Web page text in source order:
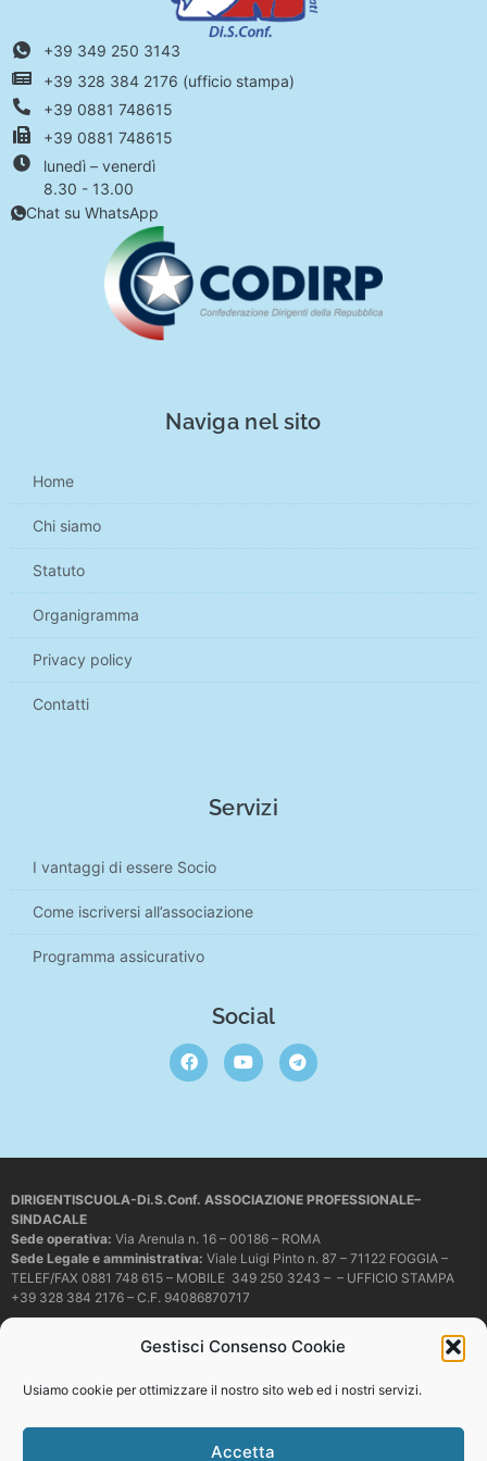
Gestisci Consenso Cookie
Usiamo cookie per ottimizzare il nostro sito web ed i nostri servizi.
Accetta
+39 349 250 3143
+39 328 384 2176 (ufficio stampa)
+39 0881 748615
+39 0881 748615
lunedì – venerdì
8.30 - 13.00
Chat su WhatsApp
Naviga nel sito
Home
Chi siamo
Statuto
Organigramma
Privacy policy
Contatti
Servizi
I vantaggi di essere Socio
Come iscriversi all’associazione
Programma assicurativo
Social
DIRIGENTISCUOLA-Di.S.Conf. ASSOCIAZIONE PROFESSIONALE–
SINDACALE
Sede operativa: Via Arenula n. 16 – 00186 – ROMA
Sede Legale e amministrativa: Viale Luigi Pinto n. 87 – 71122 FOGGIA –
TELEF/FAX 0881 748 615 – MOBILE 349 250 3243 – – UFFICIO STAMPA
+39 328 384 2176 – C.F. 94086870717
dirigentiscuola@pec.it
copiare o riprodurre in alcun modo i contenuti presenti in questo sito se non